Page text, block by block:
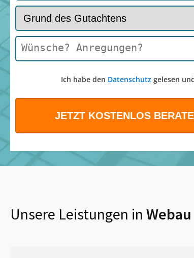
Ich habe den Datenschutzgelesen
Unsere Leistungen in Webau